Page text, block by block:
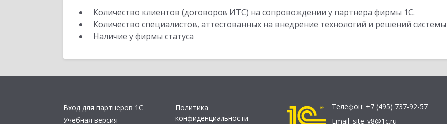
Количество клиентов (договоров ИТС) на сопровождении у партнера фирмы 1С.
Количество специалистов, аттестованных на внедрение технологий и решений
Наличие у фирмы статуса
Вход для партнеров 1С
Учебная версия
Политика
конфиденциальности
Телефон: +7 (495) 737-92-57
Email: site_v8@1c.ru